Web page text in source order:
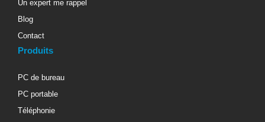
Un expert me rappel
Blog
Contact
Produits
PC de bureau
PC portable
Téléphonie